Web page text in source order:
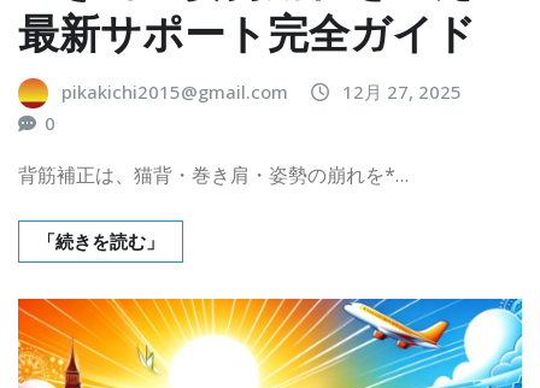
最新サポート完全ガイド
pikakichi2015@gmail.com
12月 27, 2025
0
背筋補正は、猫背・巻き肩・姿勢の崩れを*…
「続きを読む」